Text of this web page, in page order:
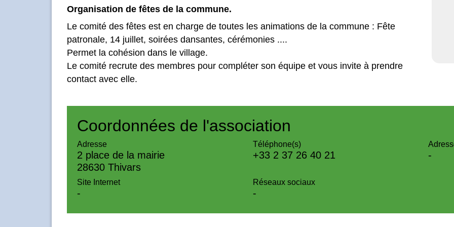
Organisation de fêtes de la commune.
Le comité des fêtes est en charge de toutes les animations de la commune : Fête
patronale, 14 juillet, soirées dansantes, cérémonies ....
Permet la cohésion dans le village.
Le comité recrute des membres pour compléter son équipe et vous invite à prendre
contact avec elle.
Coordonnées de l'association
Adresse
2 place de la mairie
28630 Thivars
Téléphone(s)
+33 2 37 26 40 21 -
Site Internet
-
Réseaux sociaux
-